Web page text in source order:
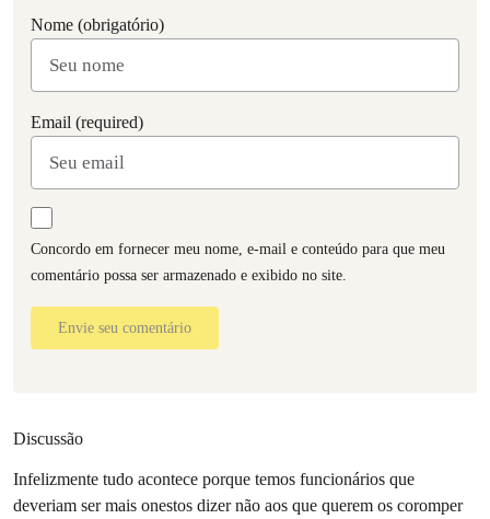
Nome (obrigatório)
Email (required)
Concordo em fornecer meu nome, e-mail e conteúdo para que meu
comentário possa ser armazenado e exibido no site.
Envie seu comentário
Discussão
Infelizmente tudo acontece porque temos funcionários que
deveriam ser mais onestos dizer não aos que querem os coromper